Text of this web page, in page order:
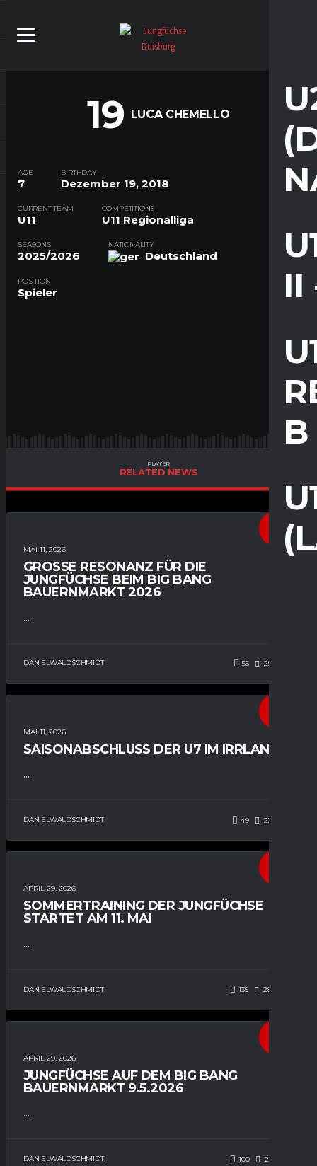
II
B
19 LUCA CHEMELLO
AGE
7
BIRTHDAY
Dezember 19, 2018
CURRENT TEAM
U11
COMPETITIONS
U11 Regionalliga
SEASONS
2025/2026
NATIONALITY
Deutschland
POSITION
Spieler
PLAYER
RELATED NEWS
MAI 11, 2026
GROSSE RESONANZ FÜR DIE J
UNGFÜCHSE BEIM BIG BANG B
AUERNMARKT 2026
...
DANIELWALDSCHMIDT 55 257
MAI 11, 2026
SAISONABSCHLUSS DER U7 IM IRRLAND
...
DANIELWALDSCHMIDT 49 232
APRIL 29, 2026
SOMMERTRAINING DER JUNGFÜCHSE
STARTET AM 11. MAI
...
DANIELWALDSCHMIDT 135 282
APRIL 29, 2026
JUNGFÜCHSE AUF DEM BIG BANG
BAUERNMARKT 9.5.2026
...
DANIELWALDSCHMIDT 100 281